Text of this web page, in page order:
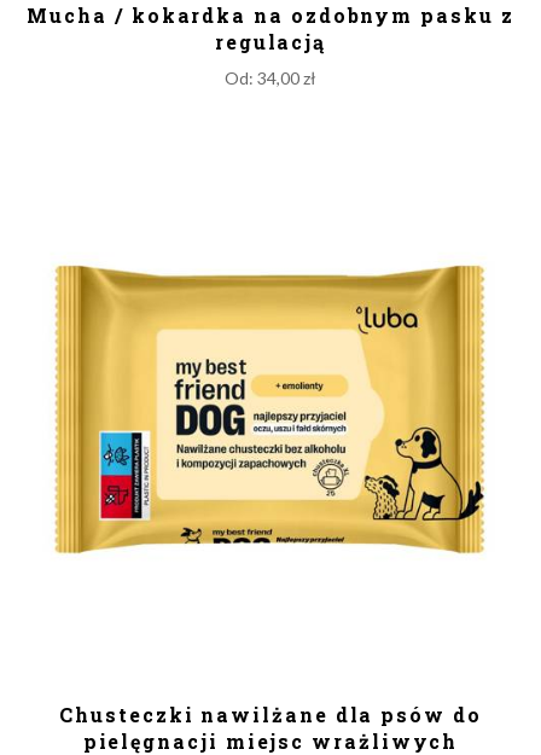
Mucha / kokardka na ozdobnym pasku z
regulacją
Od: 34,00zł
Chusteczki nawilżane dla psów do
pielęgnacji miejsc wrażliwych